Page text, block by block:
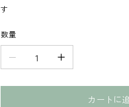
す
数量
カートに